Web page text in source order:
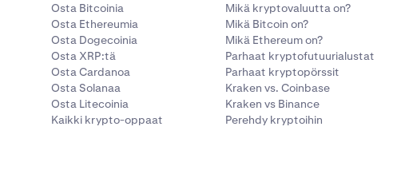
Osta Bitcoinia
Osta Ethereumia
Osta Dogecoinia
Osta XRP:tä
Osta Cardanoa
Osta Solanaa
Osta Litecoinia
Kaikki krypto-oppaat
Mikä kryptovaluutta on?
Mikä Bitcoin on?
Mikä Ethereum on?
Parhaat kryptofutuurialustat
Parhaat kryptopörssit
Kraken vs. Coinbase
Kraken vs Binance
Perehdy kryptoihin